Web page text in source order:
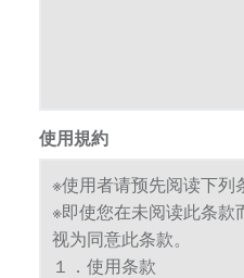
為
已
任
，
努
使用規約